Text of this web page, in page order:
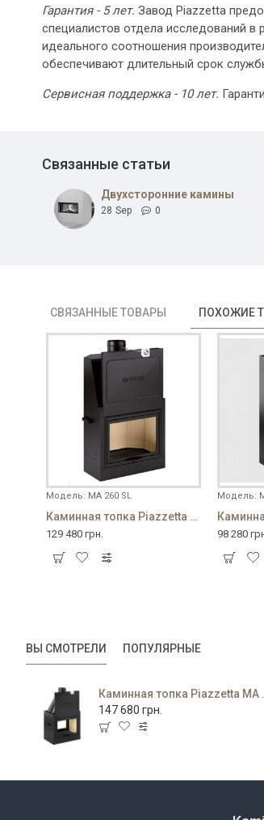
Гарантия - 5 лет. Завод Piazzetta
специалистов отдела исследований
идеального соотношения
обеспечивают длительный срок
Сервисная поддержка - 10 лет.
Связанные статьи
Двухсторонние камины
28 Sep 0
СВЯЗАННЫЕ ТОВАРЫ ПОХОЖИЕ
Модель: MA 260 SL
Каминная топка Piazzetta MA 260 SL
129 480 грн.
Модель:
98 280
ВЫ СМОТРЕЛИ ПОПУЛЯРНЫЕ
147 680 грн.